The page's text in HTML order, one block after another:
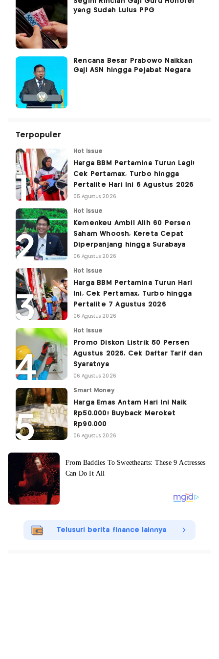
yang Sudah Lulus PPG
Rencana Besar Prabowo Naikkan
Gaji ASN hingga Pejabat Negara
Terpopuler
Hot Issue
Harga BBM Pertamina Turun Lagi!
Cek Pertamax, Turbo hingga
Pertalite Hari Ini 6 Agustus 2026
05 Agustus 2026
Hot Issue
Kemenkeu Ambil Alih 60 Persen
Saham Whoosh, Kereta Cepat
Diperpanjang hingga Surabaya
06 Agustus 2026
Hot Issue
Harga BBM Pertamina Turun Hari
Ini, Cek Pertamax, Turbo hingga
Pertalite 7 Agustus 2026
06 Agustus 2026
Hot Issue
Promo Diskon Listrik 50 Persen
Agustus 2026, Cek Daftar Tarif dan
Syaratnya
06 Agustus 2026
Smart Money
Harga Emas Antam Hari Ini Naik
Rp50.000! Buyback Meroket
Rp90.000
06 Agustus 2026
Telusuri berita finance lainnya